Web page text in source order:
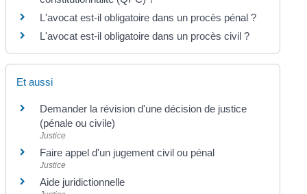
L'avocat est-il obligatoire dans un procès pénal ?
L'avocat est-il obligatoire dans un procès civil ?
Et aussi
Demander la révision d'une décision de justice
(pénale ou civile)
Justice
Faire appel d'un jugement civil ou pénal
Justice
Aide juridictionnelle